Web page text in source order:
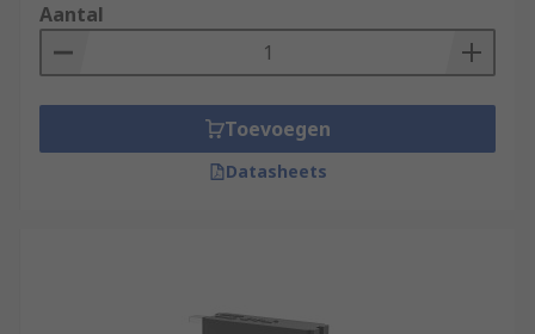
Aantal
Toevoegen
Datasheets